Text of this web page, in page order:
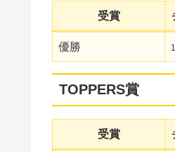
受賞
優勝
TOPPERS賞
受賞